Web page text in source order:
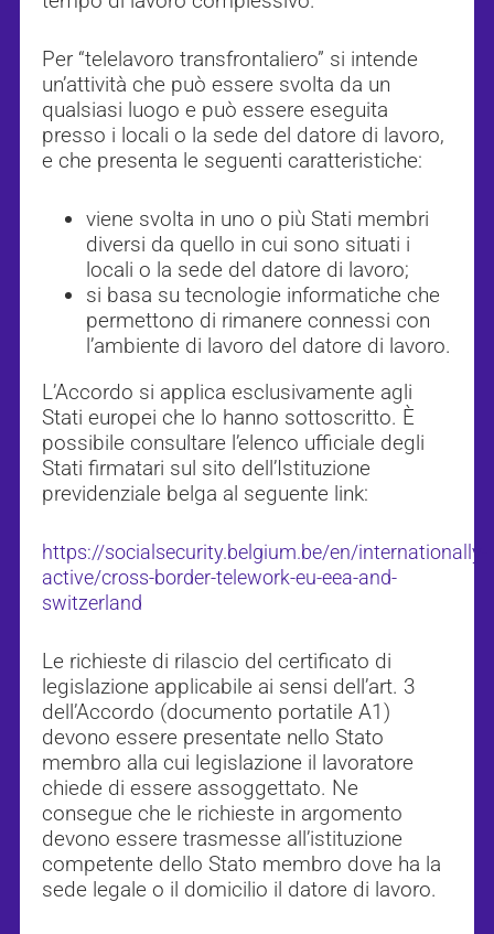
Per “telelavoro transfrontaliero” si intende
un’attività che può essere svolta da un
qualsiasi luogo e può essere eseguita
presso i locali o la sede del datore di lavoro,
e che presenta le seguenti caratteristiche:
viene svolta in uno o più Stati membri
diversi da quello in cui sono situati i
locali o la sede del datore di lavoro;
si basa su tecnologie informatiche che
permettono di rimanere connessi con
l’ambiente di lavoro del datore di lavoro.
L’Accordo si applica esclusivamente agli
Stati europei che lo hanno sottoscritto. È
possibile consultare l’elenco ufficiale degli
Stati firmatari sul sito dell’Istituzione
previdenziale belga al seguente link:
https://socialsecurity.belgium.be/en/internationally-
active/cross-border-telework-eu-eea-and-
switzerland
Le richieste di rilascio del certificato di
legislazione applicabile ai sensi dell’art. 3
dell’Accordo (documento portatile A1)
devono essere presentate nello Stato
membro alla cui legislazione il lavoratore
chiede di essere assoggettato. Ne
consegue che le richieste in argomento
devono essere trasmesse all’istituzione
competente dello Stato membro dove ha la
sede legale o il domicilio il datore di lavoro.